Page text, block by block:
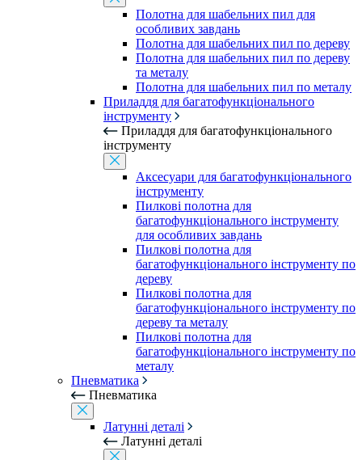
Полотна для шабельних пил для
особливих завдань
Полотна для шабельних пил по дереву
Полотна для шабельних пил по дереву
та металу
Полотна для шабельних пил по металу
Приладдя для багатофункціонального
інструменту
Приладдя для багатофункціонального
інструменту
Аксесуари для багатофункціонального
інструменту
Пилкові полотна для
багатофункціонального інструменту
для особливих завдань
Пилкові полотна для
багатофункціонального інструменту по
дереву
Пилкові полотна для
багатофункціонального інструменту по
дереву та металу
Пилкові полотна для
багатофункціонального інструменту по
металу
Пневматика
Пневматика
Латунні деталі
Латунні деталі